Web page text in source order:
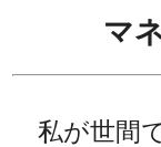
マ
私が世間